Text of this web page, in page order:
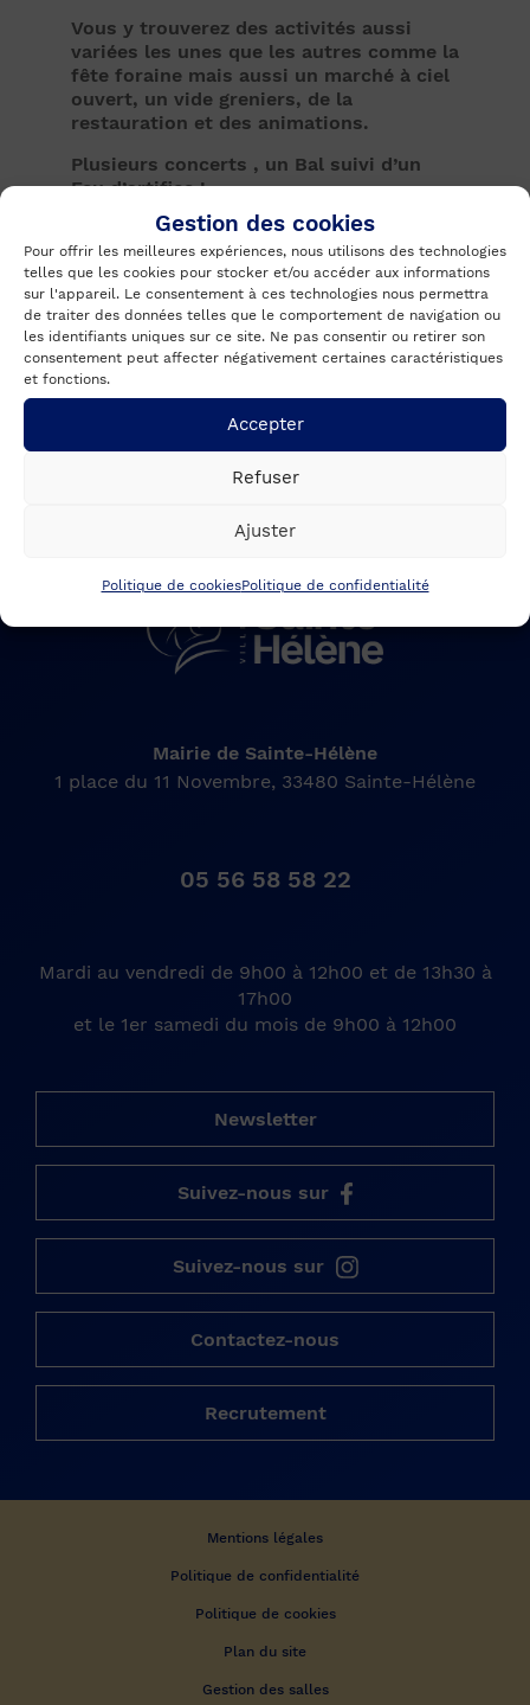
Gestion des cookies
Pour offrir les meilleures expériences, nous utilisons des technologies
telles que les cookies pour stocker et/ou accéder aux informations
sur l'appareil. Le consentement à ces technologies nous permettra
de traiter des données telles que le comportement de navigation ou
les identifiants uniques sur ce site. Ne pas consentir ou retirer son
consentement peut affecter négativement certaines caractéristiques
et fonctions.
Accepter
Refuser
Ajuster
Politique de cookiesPolitique de confidentialité
Vous y trouverez des activités aussi
variées les unes que les autres comme la
fête foraine mais aussi un marché à ciel
ouvert, un vide greniers, de la
restauration et des animations.
Plusieurs concerts , un Bal suivi d’un
Feu d’artifice !
Le dimanche : Thé dansant
Mairie de Sainte-Hélène
1 place du 11 Novembre, 33480 Sainte-Hélène
05 56 58 58 22
Mardi au vendredi de 9h00 à 12h00 et de 13h30 à
17h00
et le 1er samedi du mois de 9h00 à 12h00
Newsletter
Suivez-nous sur
Suivez-nous sur
Contactez-nous
Recrutement
Mentions légales
Politique de confidentialité
Politique de cookies
Plan du site
Gestion des salles